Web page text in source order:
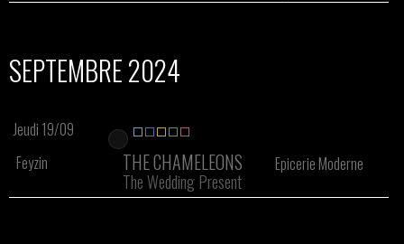
SEPTEMBRE 2024
Jeudi 19/09
Feyzin
THE CHAMELEONS
The Wedding Present
Epicerie Moderne